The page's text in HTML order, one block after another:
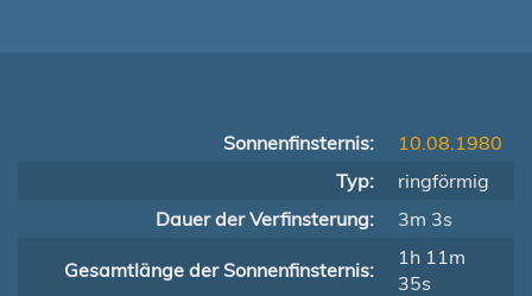
Sonnenfinsternis:
10.08.1980
Typ:
ringförmig
Dauer der Verfinsterung:
3m 3s
Gesamtlänge der Sonnenfinsternis:
1h 11m
35s